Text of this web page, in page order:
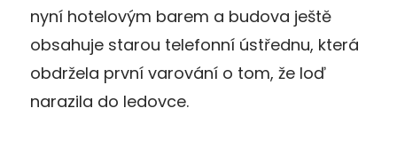
nyní hotelovým barem a budova ještě
obsahuje starou telefonní ústřednu, která
obdržela první varování o tom, že loď
narazila do ledovce.